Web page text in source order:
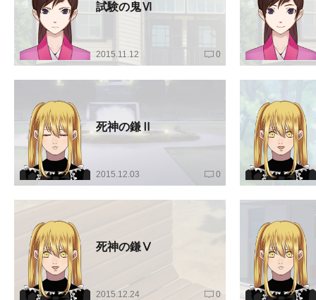
試験の鬼Ⅵ
2015.11.12 0
死神の鎌Ⅱ
2015.12.03 0
死神の鎌Ⅴ
2015.12.24 0